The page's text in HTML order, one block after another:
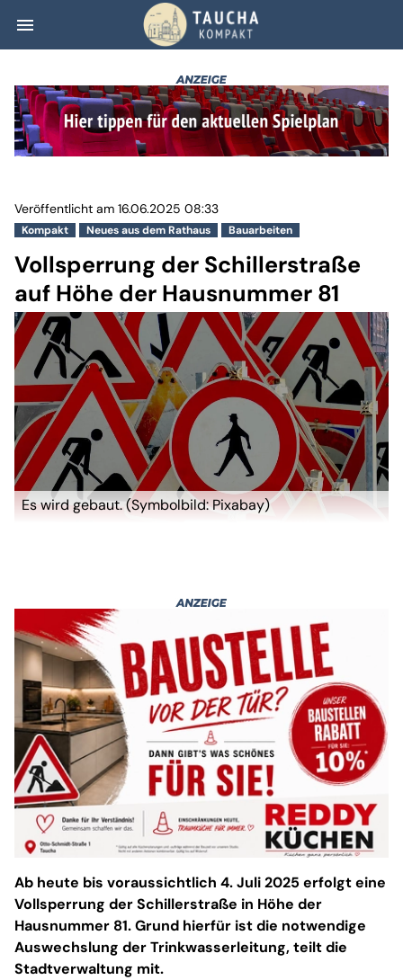
menu Vollsperrung
Kompakt Neues aus dem Rathaus Bauarbeiten
Veröffentlicht am 16.06.2025 08:33
Vollsperrung der Schillerstraße
auf Höhe der Hausnummer 81
Es wird gebaut. (Symbolbild: Pixabay)
Ab heute bis voraussichtlich 4. Juli 2025 erfolgt eine
Vollsperrung der Schillerstraße in Höhe der
Hausnummer 81. Grund hierfür ist die notwendige
Auswechslung der Trinkwasserleitung, teilt die
Stadtverwaltung mit.